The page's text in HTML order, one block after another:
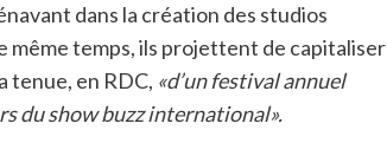
dans la création des studios
même temps, ils projettent de capitaliser
tenue, en RDC, «d’un festival annuel
du show buzz international».